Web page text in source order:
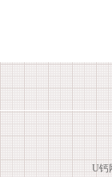
U钙